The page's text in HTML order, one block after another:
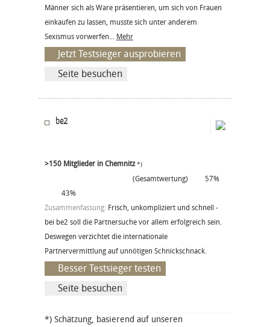
Männer sich als Ware präsentieren, um sich von Frauen
einkaufen zu lassen, musste sich unter anderem
Sexismus vorwerfen... Mehr
Jetzt Testsieger ausprobieren
Seite besuchen
be2
>150 Mitglieder in Chemnitz*)
(Gesamtwertung)
57%
43%
Zusammenfassung: Frisch, unkompliziert und schnell -
bei be2 soll die Partnersuche vor allem erfolgreich sein.
Deswegen verzichtet die internationale
Partnervermittlung auf unnötigen Schnickschnack.
Besser Testsieger testen
Seite besuchen
*) Schätzung, basierend auf unseren